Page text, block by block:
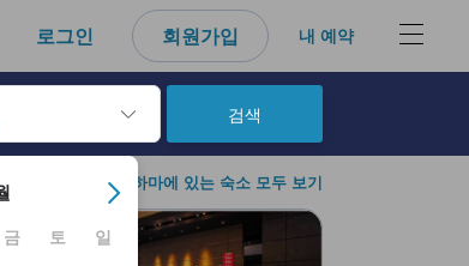
로그인 회원가입 내 예약
탐색할 수 있습니다. 엔터 키를 사용해 특정 날짜를 선택
금 토
일
검색
요코하마에 있는 숙소 모두 보기
할 수 있고 정확하며 솔직한 정보로 고객님이 더 나은 선택